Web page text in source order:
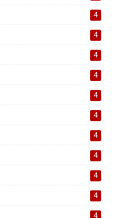
4
4
4
4
4
4
4
4
4
4
4